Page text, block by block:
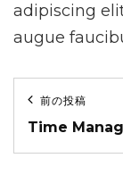
adipiscing
augue
投
稿
ナ
前
の
投
前の投稿
Time